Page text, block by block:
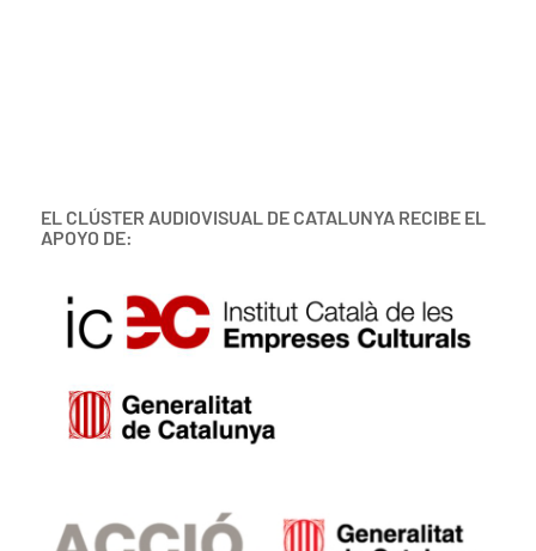
EL CLÚSTER AUDIOVISUAL DE CATALUNYA RECIBE EL
APOYO DE: